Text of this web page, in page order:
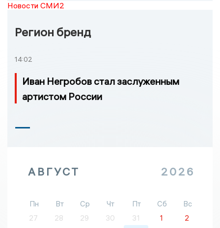
Новости СМИ2
Регион бренд
14:02
Иван Негробов стал заслуженным
артистом России
АВГУСТ 2026
Пн Вт Ср Чт Пт Сб
Вс
27
28 29 30 31 1
2